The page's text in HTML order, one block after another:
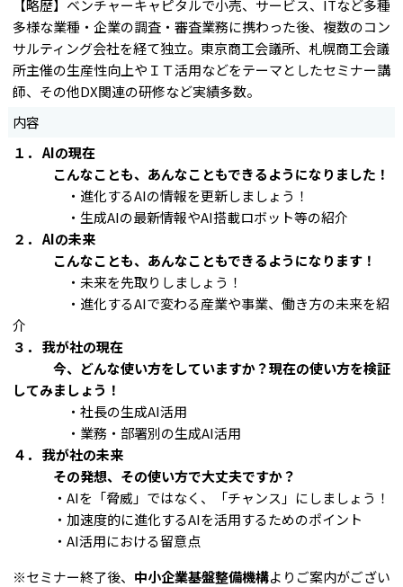
【略歴】ベンチャーキャピタルで小売、サービス、ITなど多種
多様な業種・企業の調査・審査業務に携わった後、複数のコン
サルティング会社を経て独立。東京商工会議所、札幌商工会議
所主催の生産性向上やＩＴ活用などをテーマとしたセミナー講
師、その他DX関連の研修など実績多数。
内容
１． AIの現在
こんなことも、あんなこともできるようになりました！
・進化するAIの情報を更新しましょう！
・生成AIの最新情報やAI搭載ロボット等の紹介
２． AIの未来
こんなことも、あんなこともできるようになります！
・未来を先取りしましょう！
・進化するAIで変わる産業や事業、働き方の未来を紹
介
３． 我が社の現在
今、どんな使い方をしていますか？現在の使い方を検証
してみましょう！
・社長の生成AI活用
・業務・部署別の生成AI活用
４． 我が社の未来
その発想、その使い方で大丈夫ですか？
・AIを「脅威」ではなく、「チャンス」にしましょう！
・加速度的に進化するAIを活用するためのポイント
・AI活用における留意点
※セミナー終了後、 中小企業基盤整備機構よりご案内がござい